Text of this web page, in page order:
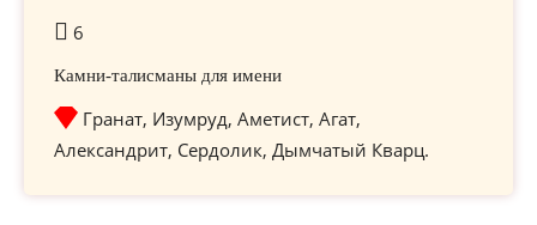
6
Камни-талисманы для имени
Гранат, Изумруд, Аметист, Агат,
Александрит, Сердолик, Дымчатый Кварц.